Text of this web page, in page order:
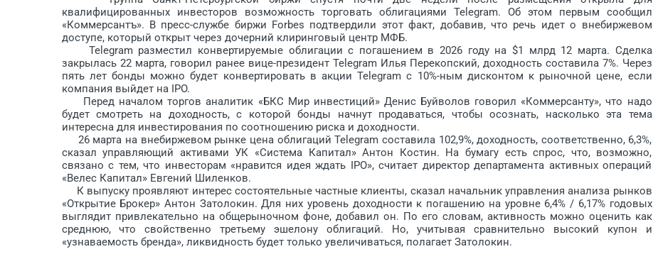
квалифицированных инвесторов возможность торговать облигациями Telegram. Об этом первым сообщил
«Коммерсантъ». В пресс-службе биржи Forbes подтвердили этот факт, добавив, что речь идет о внебиржевом
доступе, который открыт через дочерний клиринговый центр МФБ.
Telegram разместил конвертируемые облигации с погашением в 2026 году на $1 млрд 12 марта. Сделка
закрылась 22 марта, говорил ранее вице-президент Telegram Илья Перекопский, доходность составила 7%. Через
пять лет бонды можно будет конвертировать в акции Telegram с 10%-ным дисконтом к рыночной цене, если
компания выйдет на IPO.
Перед началом торгов аналитик «БКС Мир инвестиций» Денис Буйволов говорил «Коммерсанту», что надо
будет смотреть на доходность, с которой бонды начнут продаваться, чтобы осознать, насколько эта тема
интересна для инвестирования по соотношению риска и доходности.
26 марта на внебиржевом рынке цена облигаций Telegram составила 102,9%, доходность, соответственно, 6,3%,
сказал управляющий активами УК «Система Капитал» Антон Костин. На бумагу есть спрос, что, возможно,
связано с тем, что инвесторам «нравится идея ждать IPO», считает директор департамента активных операций
«Велес Капитал» Евгений Шиленков.
К выпуску проявляют интерес состоятельные частные клиенты, сказал начальник управления анализа рынков
«Открытие Брокер» Антон Затолокин. Для них уровень доходности к погашению на уровне 6,4% / 6,17% годовых
выглядит привлекательно на общерыночном фоне, добавил он. По его словам, активность можно оценить как
среднюю, что свойственно третьему эшелону облигаций. Но, учитывая сравнительно высокий купон и
«узнаваемость бренда», ликвидность будет только увеличиваться, полагает Затолокин.